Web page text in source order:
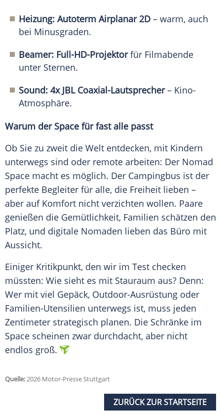
Heizung: Autoterm Airplanar 2D – warm, auch
bei Minusgraden.
Beamer: Full-HD-Projektorfür Filmabende
unter Sternen.
Sound: 4x JBL Coaxial-Lautsprecher– Kino-
Atmosphäre.
Warum der Space für fast alle passt
Ob Sie zu zweit die Welt entdecken, mit Kindern
unterwegs sind oder remote arbeiten: Der Nomad
Space macht es möglich. Der Campingbus ist der
perfekte Begleiter für alle, die Freiheit lieben –
aber auf Komfort nicht verzichten wollen. Paare
genießen die Gemütlichkeit, Familien schätzen den
Platz, und digitale Nomaden lieben das Büro mit
Aussicht.
Einiger Kritikpunkt, den wir im Test checken
müssten: Wie sieht es mit Stauraum aus? Denn:
Wer mit viel Gepäck, Outdoor-Ausrüstung oder
Familien-Utensilien unterwegs ist, muss jeden
Zentimeter strategisch planen. Die Schränke im
Space scheinen zwar durchdacht, aber nicht
endlos groß.
Quelle:2026 Motor-Presse Stuttgart
ZURÜCK ZUR STARTSEITE